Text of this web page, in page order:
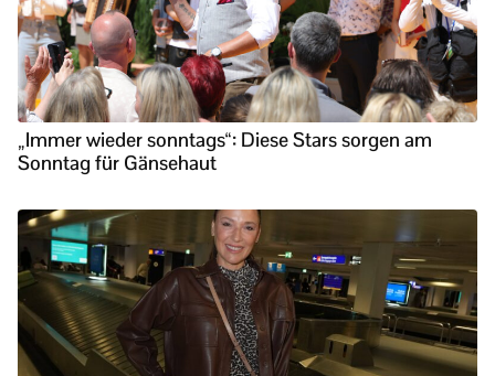
„Immer wieder sonntags“: Diese Stars sorgen am
Sonntag für Gänsehaut